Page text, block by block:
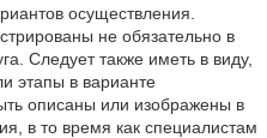
осуществления.
не обязательно в
Следует также иметь в виду,
этапы в варианте
описаны или изображены в
в то время как специалистам